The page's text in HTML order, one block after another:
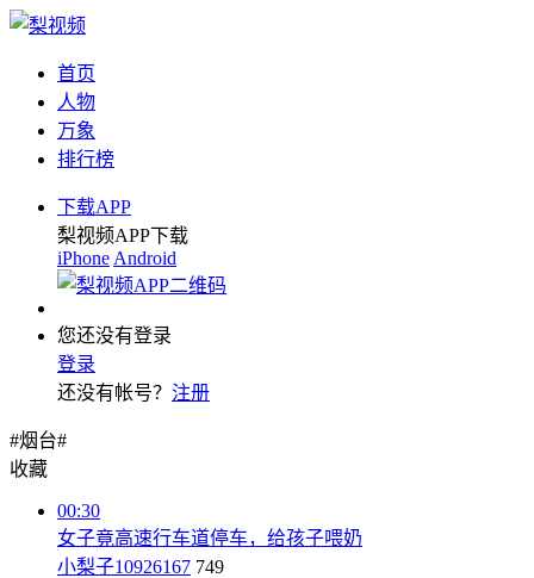
首页
人物
万象
排行榜
下载APP
梨视频APP下载
iPhone Android
您还没有登录
登录
还没有帐号？ 注册
#烟台#
收藏
00:30
女子竟高速行车道停车，给孩子喂奶
小梨子10926167 749